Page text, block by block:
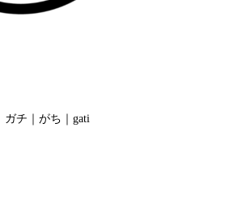
ガチ｜がち｜gati